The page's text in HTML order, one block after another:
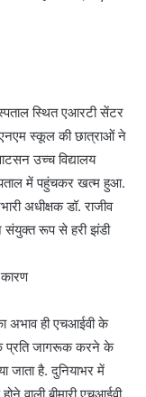
स्थित एआरटी सेंटर
स्कूल की छात्राओं ने
उच्च विद्यालय
में पहुंचकर खत्म हुआ.
अधीक्षक डॉ. राजीव
संयुक्त रूप से हरी झंडी
अभाव ही एचआईवी के
प्रति जागरूक करने के
जाता है. दुनियाभर में